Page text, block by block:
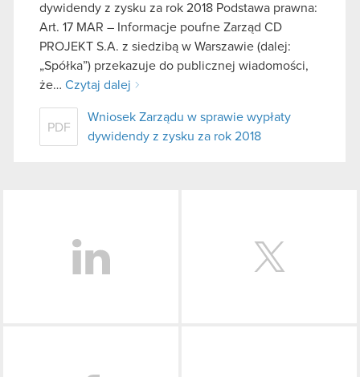
dywidendy z zysku za rok 2018 Podstawa prawna:
Art. 17 MAR – Informacje poufne Zarząd CD
PROJEKT S.A. z siedzibą w Warszawie (dalej:
„Spółka”) przekazuje do publicznej wiadomości,
że… Czytaj dalej
PDF
Wniosek Zarządu w sprawie wypłaty
dywidendy z zysku za rok 2018